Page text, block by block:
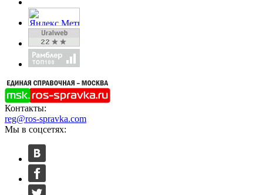
Контакты:
reg@ros-spravka.com
Мы в соцсетях: